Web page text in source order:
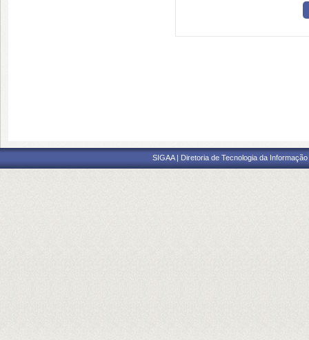
SIGAA | Diretoria de Tecnologia da